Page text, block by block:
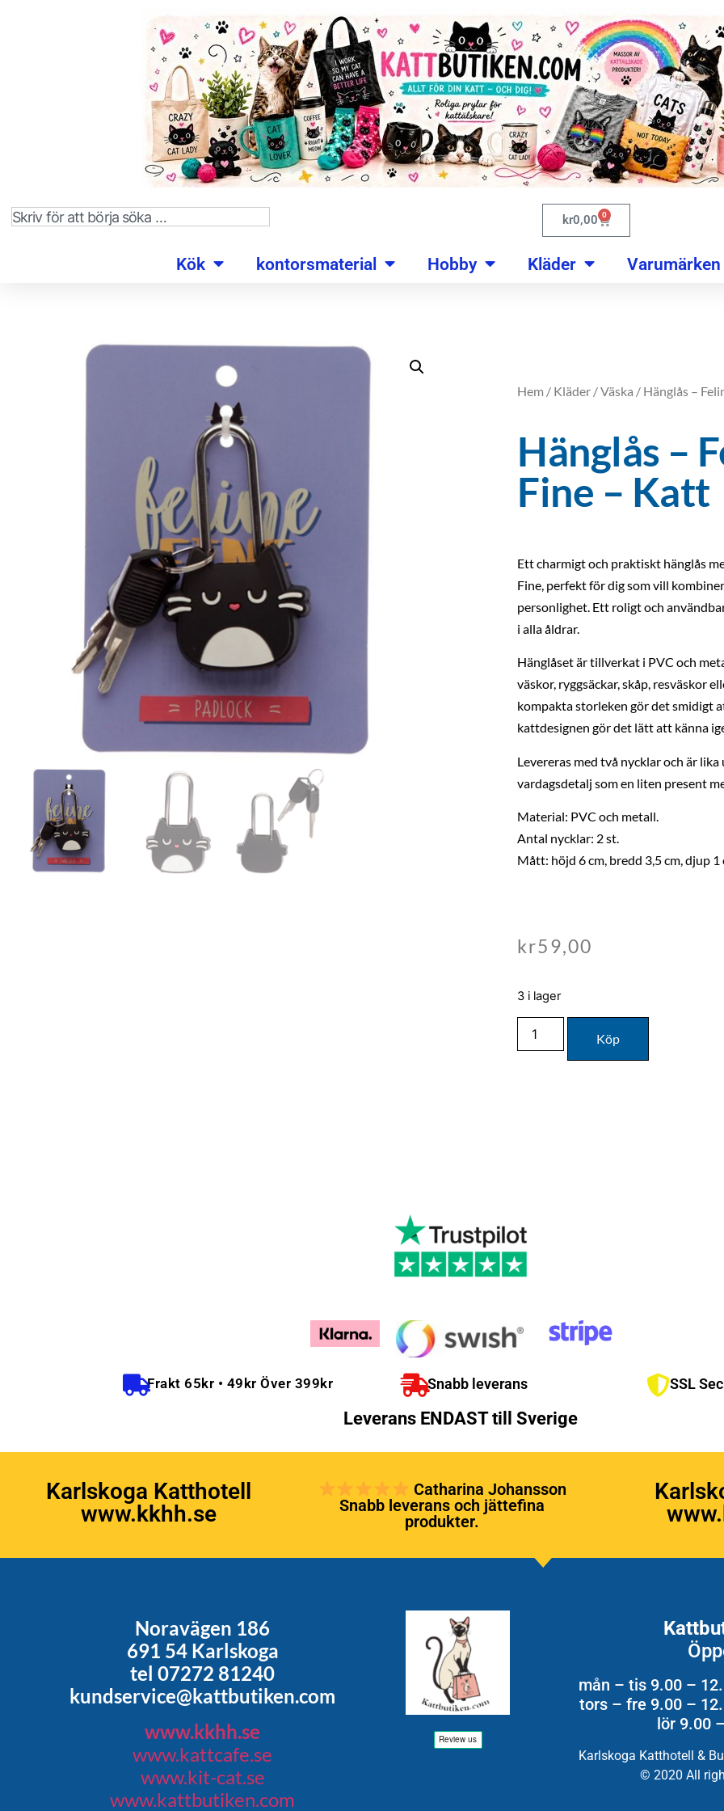
kr0,00 0
Kök kontorsmaterial Hobby Kläder Varumärken
Hem / Kläder /Väska / Hänglås –
Hänglås –
Fine – Katt
Ett charmigt och praktiskt hänglås
Fine, perfekt för dig som vill
personlighet. Ett roligt och
i alla åldrar.
Hänglåset är tillverkat i PVC och
väskor, ryggsäckar, skåp, resväskor
kompakta storleken gör det smidigt
kattdesignen gör det lätt att känna
Levereras med två nycklar och är
vardagsdetalj som en liten present
Material: PVC och metall.
Antal nycklar: 2 st.
Mått: höjd 6 cm, bredd 3,5 cm, djup 1
kr59,00
3 i lager
Köp
Frakt 65kr • 49kr Över 399kr Snabb leverans SSL
Leverans ENDAST till Sverige
Karlskoga Katthotell
www.kkhh.se
Catharina Johansson
Snabb leverans och jättefina
produkter.
Noravägen 186
691 54 Karlskoga
tel 07272 81240
kundservice@kattbutiken.com
www.kkhh.se
www.kattcafe.se
www.kit-cat.se
www.kattbutiken.com
mån – tis 9.00 –
tors – fre 9.00 –
lör 9.00
Karlskoga Katthotell &
© 2020 All